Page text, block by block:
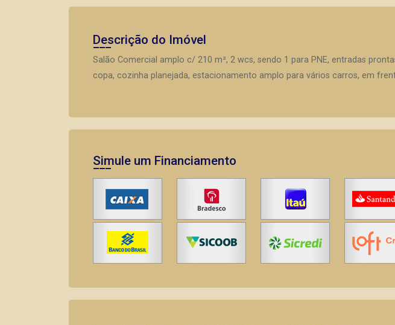
Descrição do Imóvel
Salão Comercial amplo c/ 210 m², 2 wcs, sendo 1 para PNE, entradas
copa, cozinha planejada, estacionamento amplo para vários carros, em
Simule um Financiamento